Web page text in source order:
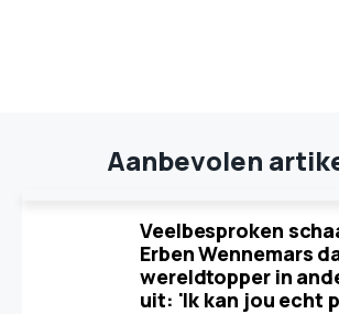
Aanbevolen
Veelbesproken
Erben Wennemars
wereldtopper in
uit: 'Ik kan jou echt